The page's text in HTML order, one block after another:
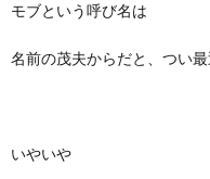
モブという呼び名は
名前の茂夫からだと、つい
いやいや